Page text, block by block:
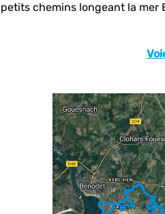
chemins longeant la